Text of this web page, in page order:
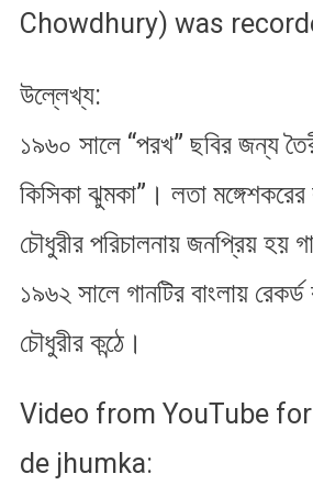
Chowdhury) was
উল্লেখ্য:
১৯৬০ সালে “পরখ” ছবির জন্য
কিসিকা ঝুমকা”। লতা মঙ্গেশকরের
চৌধুরীর পরিচালনায় জনপ্রিয় হ​য়
১৯৬২ সালে গানটির বাংলায়
চৌধুরীর কন্ঠে।
Video from YouTube
de jhumka: